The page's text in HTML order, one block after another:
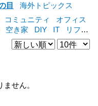
目
海外トピックス
コミュニティ
オフィス
空き家 DIY IT
リフォ
住宅 管理会社
集合住
地所 賃貸借 公営住宅[+]
せん。